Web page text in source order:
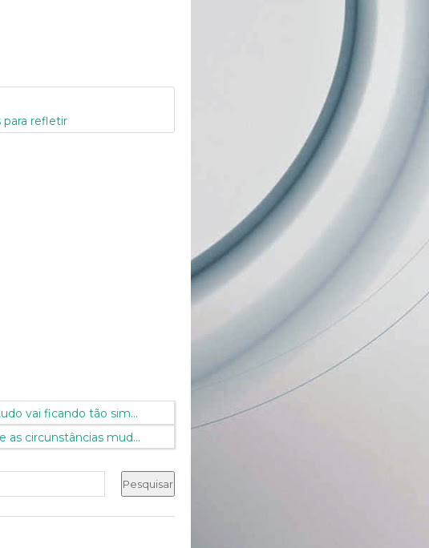
para refletir
vai ficando tão sim...
as circunstâncias mud...